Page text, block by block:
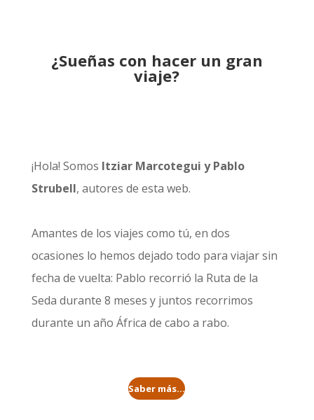
¿Sueñas con hacer un gran
viaje?
¡Hola! Somos Itziar Marcotegui y Pablo
Strubell, autores de esta web.
Amantes de los viajes como tú, en dos
ocasiones lo hemos dejado todo para viajar sin
fecha de vuelta: Pablo recorrió la Ruta de la
Seda durante 8 meses y juntos recorrimos
durante un año África de cabo a rabo.
Saber más...